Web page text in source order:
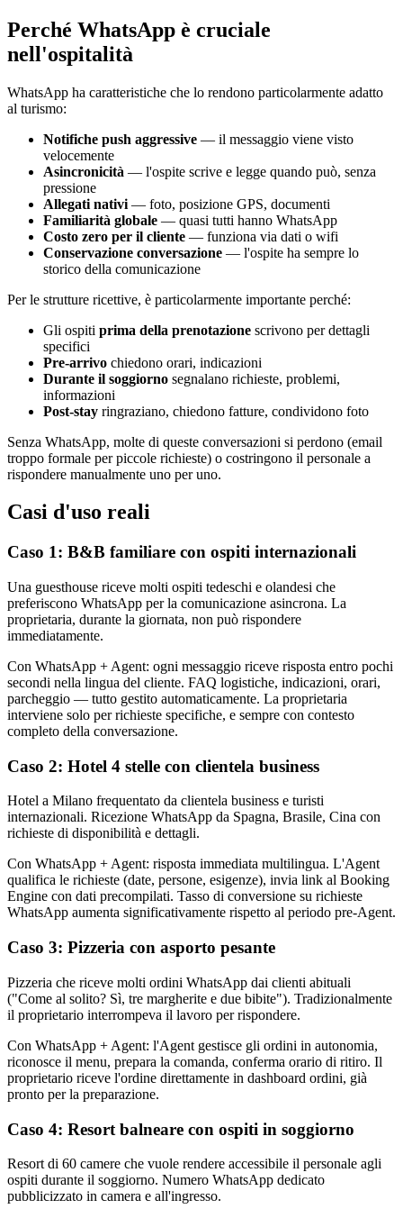
Perché WhatsApp è cruciale
nell'ospitalità
WhatsApp ha caratteristiche che lo rendono particolarmente adatto
al turismo:
Notifiche push aggressive — il messaggio viene visto
velocemente
Asincronicità — l'ospite scrive e legge quando può, senza
pressione
Allegati nativi — foto, posizione GPS, documenti
Familiarità globale — quasi tutti hanno WhatsApp
Costo zero per il cliente — funziona via dati o wifi
Conservazione conversazione — l'ospite ha sempre lo
storico della comunicazione
Per le strutture ricettive, è particolarmente importante perché:
Gli ospiti prima della prenotazione scrivono per dettagli
specifici
Pre-arrivo chiedono orari, indicazioni
Durante il soggiorno segnalano richieste, problemi,
informazioni
Post-stay ringraziano, chiedono fatture, condividono foto
Senza WhatsApp, molte di queste conversazioni si perdono (email
troppo formale per piccole richieste) o costringono il personale a
rispondere manualmente uno per uno.
Casi d'uso reali
Caso 1: B&B familiare con ospiti internazionali
Una guesthouse riceve molti ospiti tedeschi e olandesi che
preferiscono WhatsApp per la comunicazione asincrona. La
proprietaria, durante la giornata, non può rispondere
immediatamente.
Con WhatsApp + Agent: ogni messaggio riceve risposta entro pochi
secondi nella lingua del cliente. FAQ logistiche, indicazioni, orari,
parcheggio — tutto gestito automaticamente. La proprietaria
interviene solo per richieste specifiche, e sempre con contesto
completo della conversazione.
Caso 2: Hotel 4 stelle con clientela business
Hotel a Milano frequentato da clientela business e turisti
internazionali. Ricezione WhatsApp da Spagna, Brasile, Cina con
richieste di disponibilità e dettagli.
Con WhatsApp + Agent: risposta immediata multilingua. L'Agent
qualifica le richieste (date, persone, esigenze), invia link al Booking
Engine con dati precompilati. Tasso di conversione su richieste
WhatsApp aumenta significativamente rispetto al periodo pre-Agent.
Caso 3: Pizzeria con asporto pesante
Pizzeria che riceve molti ordini WhatsApp dai clienti abituali
("Come al solito? Sì, tre margherite e due bibite"). Tradizionalmente
il proprietario interrompeva il lavoro per rispondere.
Con WhatsApp + Agent: l'Agent gestisce gli ordini in autonomia,
riconosce il menu, prepara la comanda, conferma orario di ritiro. Il
proprietario riceve l'ordine direttamente in dashboard ordini, già
pronto per la preparazione.
Caso 4: Resort balneare con ospiti in soggiorno
Resort di 60 camere che vuole rendere accessibile il personale agli
ospiti durante il soggiorno. Numero WhatsApp dedicato
pubblicizzato in camera e all'ingresso.